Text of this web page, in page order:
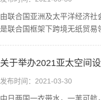
由联合国亚洲及太平洋经济
是联合国框架下跨境无纸贸易
关于举办2021亚太空间
发布时间：2021-03-30
中日两国一衣带水，一苇可航